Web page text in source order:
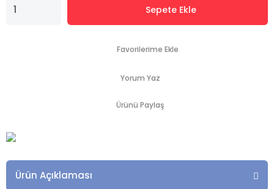
Sepete Ekle
Yorum Yaz
Ürünü Paylaş
Ürün Açıklaması